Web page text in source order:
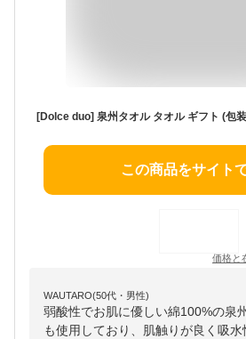
この商品をサイト
価格と
WAUTARO(50代・男性)
弱酸性でお肌に優しい綿100%の泉
も使用しており、肌触りが良く吸